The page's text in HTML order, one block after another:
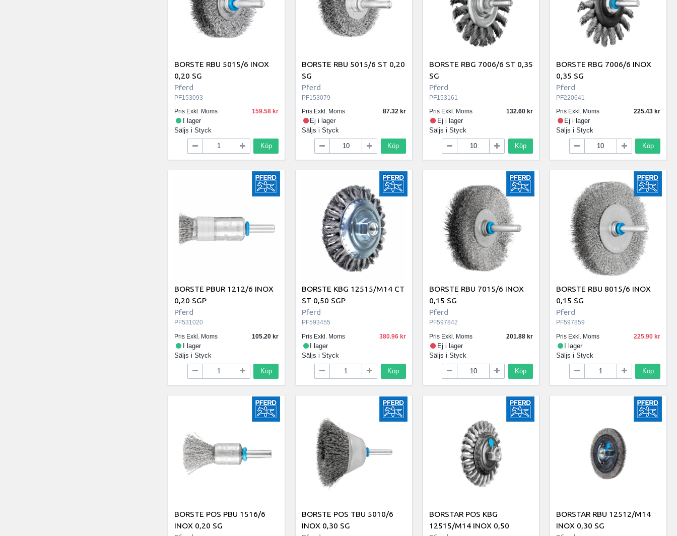
BORSTE RBU 5015/6 INOX
0,20 SG
Pferd
PF153093
Pris Exkl. Moms
159.58
I lager
Säljs iStyck
Köp
BORSTE RBU 5015/6 ST 0,20
SG
Pferd
PF153079
Pris Exkl. Moms
87.32
Ej i lager
Säljs i Styck
Köp
BORSTE RBG 7006/6 ST 0,35
SG
Pferd
PF153161
Pris Exkl. Moms
132.60
Ej i lager
Säljs i Styck
Köp
BORSTE RBG 7006/6 INOX
0,35 SG
Pferd
PF220641
Pris Exkl. Moms
225.43
Ej i lager
Säljs iStyck
Köp
BORSTE PBUR 1212/6 INOX
0,20 SGP
Pferd
PF531020
Pris Exkl. Moms
105.20
I lager
Säljs iStyck
Köp
BORSTE KBG 12515/M14 CT
ST 0,50 SGP
Pferd
PF593455
Pris Exkl. Moms
380.96
I lager
Säljs i Styck
Köp
BORSTE RBU 7015/6 INOX
0,15 SG
Pferd
PF597842
Pris Exkl. Moms
201.88
Ej i lager
Säljs i Styck
Köp
BORSTE RBU 8015/6 INOX
0,15 SG
Pferd
PF597859
Pris Exkl. Moms
225.90
I lager
Säljs iStyck
Köp
BORSTE POS PBU 1516/6
INOX 0,20 SG
BORSTE POS TBU 5010/6
INOX 0,30 SG
BORSTAR POS KBG
12515/M14 INOX 0,50
BORSTAR RBU 12512/M14
INOX 0,30 SG